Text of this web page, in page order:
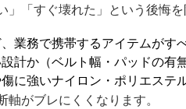
「すぐ壊れた」という後悔を
業務で携帯するアイテムがす
計か（ベルト幅・パッドの有
に強いナイロン・ポリエステ
がブレにくくなります。